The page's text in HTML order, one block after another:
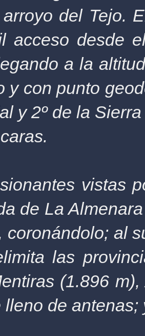
del Tejo.
acceso desde
a la
y con punto
y 2º de la
vistas
de La
coronándolo; al
las
(1.896
lleno de